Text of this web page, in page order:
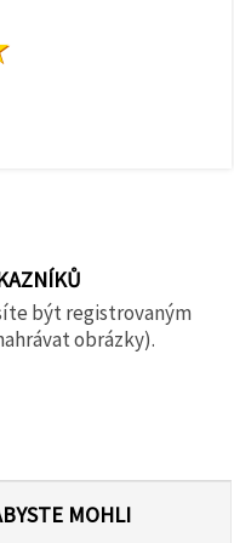
být registrovaným
obrázky).
MOHLI